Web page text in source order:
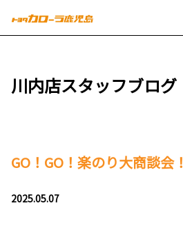
川内店スタッフブログ
GO！GO！楽のり大商談会！
2025.05.07